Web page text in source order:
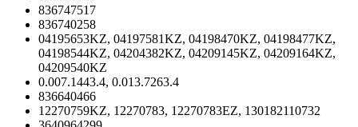
836747517
836740258
04195653KZ, 04197581KZ, 04198470KZ, 04198477KZ,
04198544KZ, 04204382KZ, 04209145KZ, 04209164KZ,
04209540KZ
0.007.1443.4, 0.013.7263.4
836640466
12270759KZ, 12270783, 12270783EZ, 130182110732